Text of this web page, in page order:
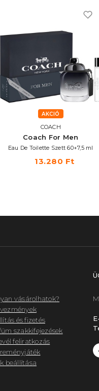
AKCIÓ
COACH
Coach For Men
Eau De Toilette Szett 60+7,5 ml
13.280 Ft
vásárolhatok?
és fizetés
szakkifejezések
feliratkozás
beállítása